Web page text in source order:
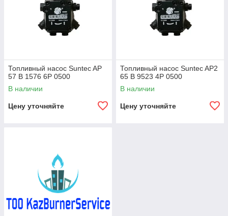
Топливный насос Suntec AP
57 B 1576 6P 0500
В наличии
Цену уточняйте
Топливный насос Suntec AP2
65 B 9523 4P 0500
В наличии
Цену уточняйте